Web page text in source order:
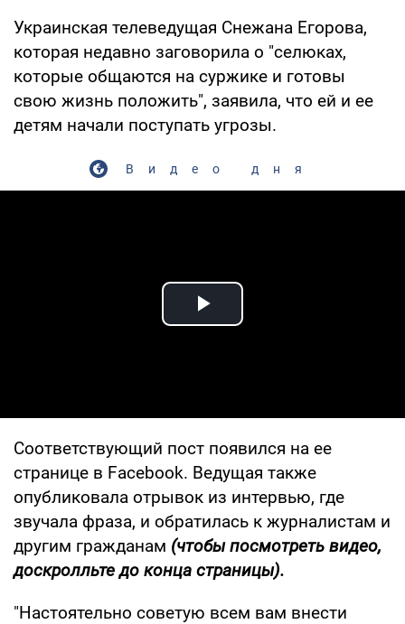
Украинская телеведущая Снежана Егорова,
которая недавно заговорила о "селюках,
которые общаются на суржике и готовы
свою жизнь положить", заявила, что ей и ее
детям начали поступать угрозы.
Видео дня
Play Video
Соответствующий пост появился на ее
странице в Facebook. Ведущая также
опубликовала отрывок из интервью, где
звучала фраза, и обратилась к журналистам и
другим гражданам (чтобы посмотреть видео,
доскролльте до конца страницы).
"Настоятельно советую всем вам внести